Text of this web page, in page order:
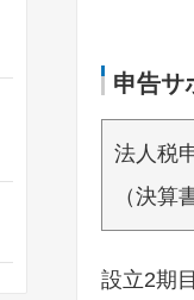
申告サ
法人税
（決算
設立2期